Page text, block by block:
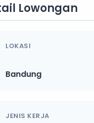
Lowongan
LOKASI
Bandung
JENIS KERJA